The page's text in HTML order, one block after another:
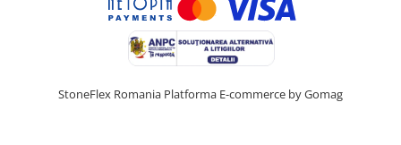
StoneFlex Romania Platforma E-commerce by Gomag